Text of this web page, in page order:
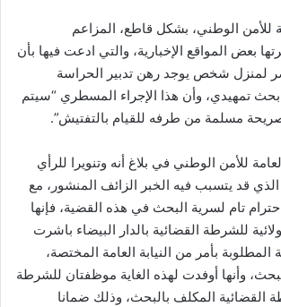
للأمن الوطني، بشكل قاطع، المزاعم
بعض المواقع الإخبارية، والتي ادعت فيها بأن
لمنزل شخص يوجد رهن تدبير الحراسة
تمهيدي، وأن هذا الإجراء المسطري “سيتم
مسلمة من طرفه للقيام بالتفتيش”.
للأمن الوطني في بلاغ أنه وتنويرا للرأي
الذي قد يتسبب فيه الخبر الزائف المنشور، مع
تام لسرية البحث في هذه القضية، فإنها
للشرطة القضائية بالدار البيضاء باشرت
بأمر من النيابة العامة المختصة،
وأنها أوفدت لهذه الغاية موظفتان للشرطة
القضائية المكلف بالبحث، وذلك ضمانا